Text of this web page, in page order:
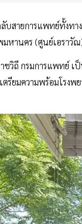
บสายการแพทย์ทั้งท
มหานคร (ศูนย์เอราวั
าชวิถี กรมการแพทย์
ตรียมความพร้อมโรง